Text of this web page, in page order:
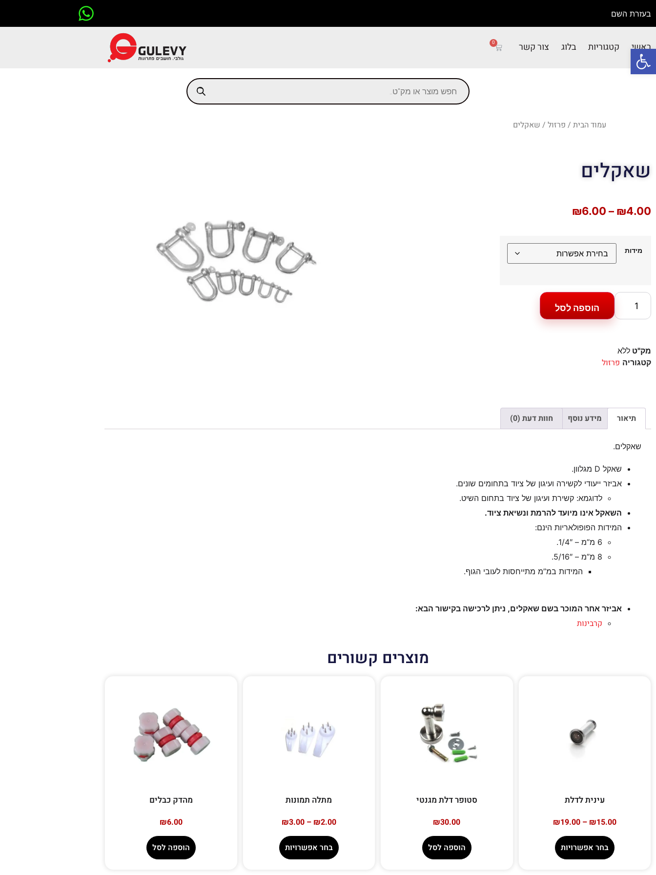
פתח סרגל נגישות
בעזרת השם
ראשי קטגוריות בלוג צור קשר 0
עמוד הבית / פרזול / שאקלים
שאקלים
₪4.00
–
₪6.00
מידות
הוספה לסל
מק"ט ללא
קטגוריה פרזול
תיאור מידע נוסף חוות דעת (0)
שאקלים.
שאקל D מגלוון.
אביזר ייעודי לקשירה ועיגון של ציוד בתחומים שונים.
לדוגמא: קשירת ועיגון של ציוד בתחום השיט.
השאקל אינו מיועד להרמת ונשיאת ציוד.
המידות הפופולאריות הינם:
6 מ”מ – 1/4″.
8 מ”מ – 5/16″.
המידות במ”מ מתייחסות לעובי הגוף.
אביזר אחר המוכר בשם שאקלים, ניתן לרכישה בקישור הבא:
קרבינות
מוצרים קשורים
עינית לדלת
₪15.00
–
₪19.00
בחר אפשרויות
סטופר דלת מגנטי
₪30.00
הוספה לסל
מתלה תמונות
₪2.00
–
₪3.00
בחר אפשרויות
מהדק כבלים
₪6.00
הוספה לסל